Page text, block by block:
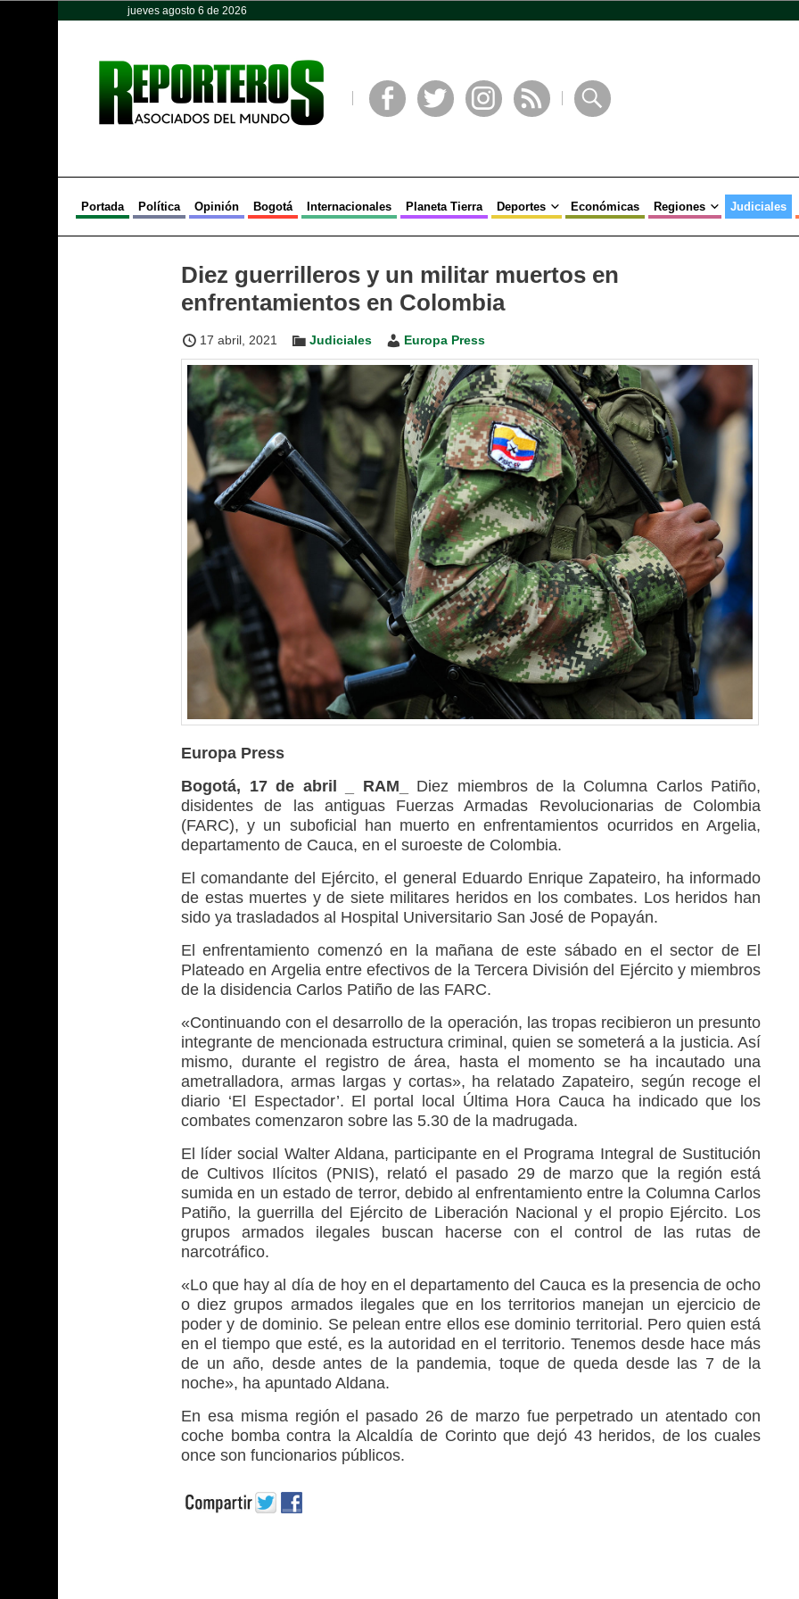
jueves agosto 6 de 2026
Portada Política Opinión Bogotá Internacionales Planeta Tierra Deportes Económicas Regiones Judiciales
Diez guerrilleros y un militar muertos en
enfrentamientos en Colombia
17 abril, 2021 Judiciales Europa Press
Europa Press
Bogotá, 17 de abril _ RAM_ Diez miembros de la Columna Carlos Patiño,
disidentes de las antiguas Fuerzas Armadas Revolucionarias de Colombia
(FARC), y un suboficial han muerto en enfrentamientos ocurridos en Argelia,
departamento de Cauca, en el suroeste de Colombia.
El comandante del Ejército, el general Eduardo Enrique Zapateiro, ha informado
de estas muertes y de siete militares heridos en los combates. Los heridos han
sido ya trasladados al Hospital Universitario San José de Popayán.
El enfrentamiento comenzó en la mañana de este sábado en el sector de El
Plateado en Argelia entre efectivos de la Tercera División del Ejército y miembros
de la disidencia Carlos Patiño de las FARC.
«Continuando con el desarrollo de la operación, las tropas recibieron un presunto
integrante de mencionada estructura criminal, quien se someterá a la justicia. Así
mismo, durante el registro de área, hasta el momento se ha incautado una
ametralladora, armas largas y cortas», ha relatado Zapateiro, según recoge el
diario ‘El Espectador’. El portal local Última Hora Cauca ha indicado que los
combates comenzaron sobre las 5.30 de la madrugada.
El líder social Walter Aldana, participante en el Programa Integral de Sustitución
de Cultivos Ilícitos (PNIS), relató el pasado 29 de marzo que la región está
sumida en un estado de terror, debido al enfrentamiento entre la Columna Carlos
Patiño, la guerrilla del Ejército de Liberación Nacional y el propio Ejército. Los
grupos armados ilegales buscan hacerse con el control de las rutas de
narcotráfico.
«Lo que hay al día de hoy en el departamento del Cauca es la presencia de ocho
o diez grupos armados ilegales que en los territorios manejan un ejercicio de
poder y de dominio. Se pelean entre ellos ese dominio territorial. Pero quien está
en el tiempo que esté, es la autoridad en el territorio. Tenemos desde hace más
de un año, desde antes de la pandemia, toque de queda desde las 7 de la
noche», ha apuntado Aldana.
En esa misma región el pasado 26 de marzo fue perpetrado un atentado con
coche bomba contra la Alcaldía de Corinto que dejó 43 heridos, de los cuales
once son funcionarios públicos.
Opinión Política